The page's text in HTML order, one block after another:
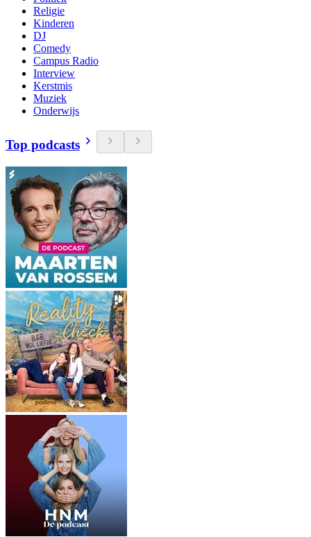
Religie
Kinderen
DJ
Comedy
Campus Radio
Interview
Kerstmis
Muziek
Onderwijs
Top podcasts